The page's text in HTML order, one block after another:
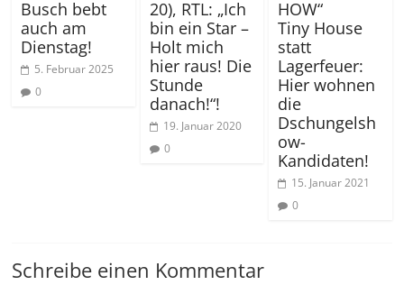
Busch bebt
auch am
Dienstag!
5. Februar 2025
0
20), RTL: „Ich
bin ein Star –
Holt mich
hier raus! Die
Stunde
danach!“!
19. Januar 2020
0
HOW“
Tiny House
statt
Lagerfeuer:
Hier wohnen
die
Dschungelsh
ow-
Kandidaten!
15. Januar 2021
0
Schreibe einen Kommentar